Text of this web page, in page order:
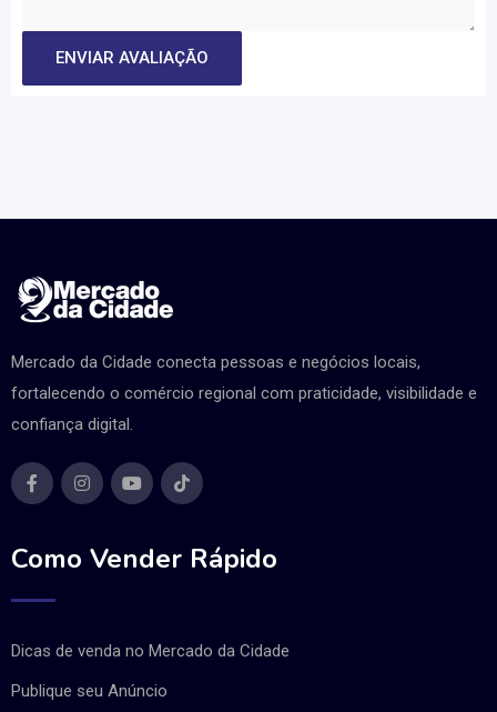
Mercado da Cidade conecta pessoas e negócios locais,
fortalecendo o comércio regional com praticidade, visibilidade e
confiança digital.
Como Vender Rápido
Dicas de venda no Mercado da Cidade
Publique seu Anúncio